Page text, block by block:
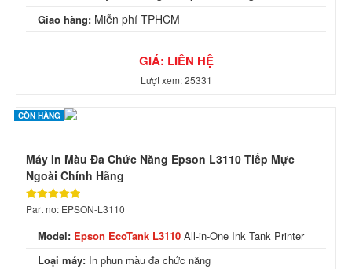
Giao hàng: Miễn phí TPHCM
GIÁ: LIÊN HỆ
Lượt xem: 25331
CÒN HÀNG
Máy In Màu Đa Chức Năng Epson L3110 Tiếp Mực
Ngoài Chính Hãng
Part no: EPSON-L3110
Model: Epson EcoTank L3110 All-in-One Ink Tank Printer
Loại máy: In phun màu đa chức năng